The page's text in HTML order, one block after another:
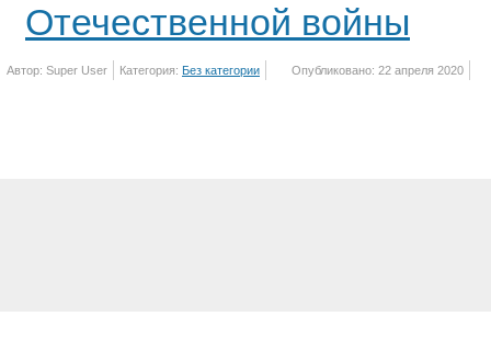
Отечественной войны
Автор: Super User Категория: Без категории Опубликовано: 22 апреля 2020